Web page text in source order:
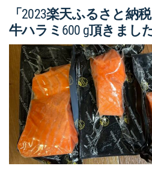
「2023楽天ふるさと納
牛ハラミ600 g頂きまし